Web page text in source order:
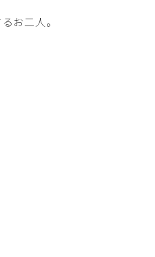
お二人。